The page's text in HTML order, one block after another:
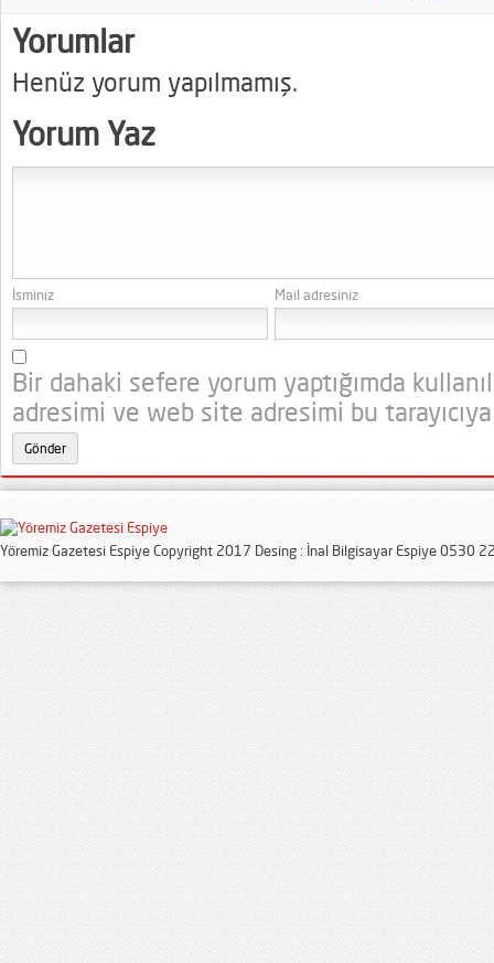
Yorumlar
Henüz yorum yapılmamış.
Yorum Yaz
İsminiz Mail adresiniz
Bir dahaki sefere yorum yaptığımda
adresimi ve web site adresimi bu
Yöremiz Gazetesi Espiye Copyright 2017 Desing : İnal Bilgisayar Espiye 0530